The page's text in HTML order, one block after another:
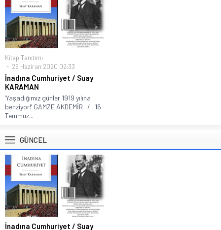
Kitap Tanıtımı
26 Haziran 2020 02:33
İnadına Cumhuriyet / Suay
KARAMAN
‘Yaşadığımız günler 1919 yılına
benziyor!’ GAMZE AKDEMİR / 16
Temmuz...
GÜNCEL
İnadına Cumhuriyet / Suay